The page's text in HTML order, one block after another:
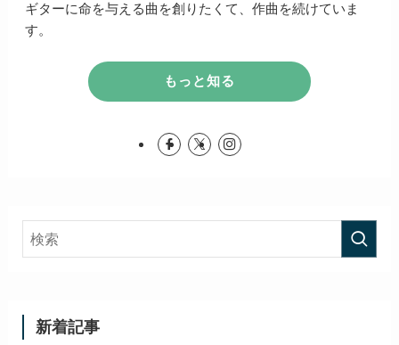
ギターに命を与える曲を創りたくて、作曲を続けていま
す。
もっと知る
新着記事